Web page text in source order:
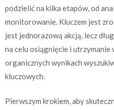
podzielić na kilka etapów, od
monitorowanie. Kluczem jest
jest jednorazową akcją, lecz
na celu osiągnięcie i utrzymanie
organicznych wynikach
kluczowych.
Pierwszym krokiem, aby